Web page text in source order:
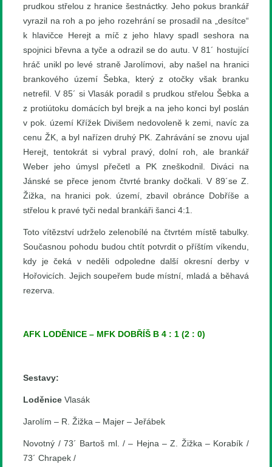
prudkou střelou z hranice šestnáctky. Jeho pokus brankář
vyrazil na roh a po jeho rozehrání se prosadil na „desítce“
k hlavičce Herejt a míč z jeho hlavy spadl seshora na
spojnici břevna a tyče a odrazil se do autu. V 81´ hostující
hráč unikl po levé straně Jarolímovi, aby našel na hranici
brankového území Šebka, který z otočky však branku
netrefil. V 85´ si Vlasák poradil s prudkou střelou Šebka a
z protiútoku domácích byl brejk a na jeho konci byl poslán
v pok. území Křížek Divišem nedovoleně k zemi, navíc za
cenu ŽK, a byl nařízen druhý PK. Zahrávání se znovu ujal
Herejt, tentokrát si vybral pravý, dolní roh, ale brankář
Weber jeho úmysl přečetl a PK zneškodnil. Diváci na
Jánské se přece jenom čtvrté branky dočkali. V 89´se Z.
Žižka, na hranici pok. území, zbavil obránce Dobříše a
střelou k pravé tyči nedal brankáři šanci 4:1.
Toto vítězství udrželo zelenobílé na čtvrtém místě tabulky.
Současnou pohodu budou chtít potvrdit o příštím víkendu,
kdy je čeká v neděli odpoledne další okresní derby v
Hořovicích. Jejich soupeřem bude místní, mladá a běhavá
rezerva.
AFK LODĚNICE – MFK DOBŘÍŠ B 4 : 1 (2 : 0)
Sestavy:
Loděnice Vlasák
Jarolím – R. Žižka – Majer – Jeřábek
Novotný / 73´ Bartoš ml. / – Hejna – Z. Žižka – Korabík /
73´ Chrapek /